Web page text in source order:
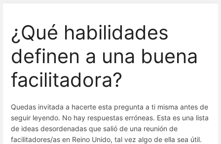
¿Qué habilidades
definen a una buena
facilitadora?
Quedas invitada a hacerte esta pregunta a ti misma antes de
seguir leyendo. No hay respuestas erróneas. Esta es una lista
de ideas desordenadas que salió de una reunión de
facilitadores/as en Reino Unido, tal vez algo de ella sea útil.